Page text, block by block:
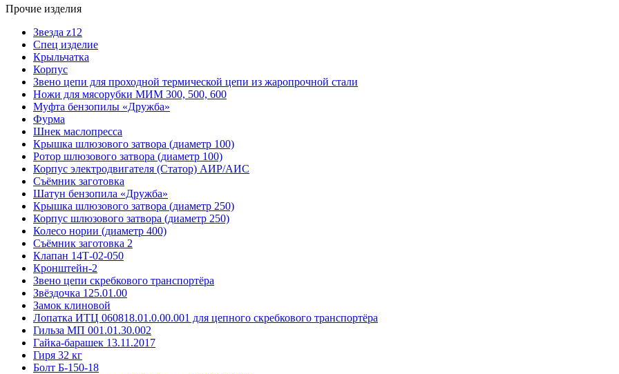
Прочие изделия
Звезда z12
Спец изделие
Крыльчатка
Корпус
Звено цепи для проходной термической цепи из жаропрочной стали
Ножи для мясорубки МИМ 300, 500, 600
Муфта бензопилы «Дружба»
Фурма
Шнек маслопресса
Крышка шлюзового затвора (диаметр 100)
Ротор шлюзового затвора (диаметр 100)
Корпус электродвигателя (Статор) АИР/АИС
Съёмник заготовка
Шатун бензопила «Дружба»
Крышка шлюзового затвора (диаметр 250)
Корпус шлюзового затвора (диаметр 250)
Колесо нории (диаметр 400)
Съёмник заготовка 2
Клапан 14Т-02-050
Кронштейн-2
Звено цепи скребкового транспортёра
Звёздочка 125.01.00
Замок клиновой
Лопатка ИТЦ 060818.01.0.00.001 для цепного скребкового транспортёра
Гильза МП 001.01.30.002
Гайка-барашек 13.11.2017
Гиря 32 кг
Болт Б-150-18